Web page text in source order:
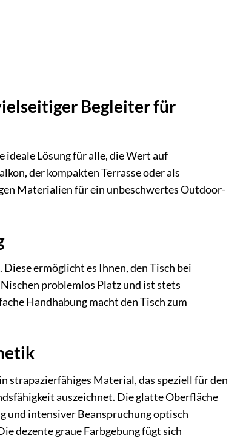
Begleiter für
Lösung für alle, die Wert auf
der kompakten Terrasse oder als
Materialien für ein unbeschwertes Outdoor-
ermöglicht es Ihnen, den Tisch bei
problemlos Platz und ist stets
Handhabung macht den Tisch zum
strapazierfähiges Material, das speziell für den
auszeichnet. Die glatte Oberfläche
und intensiver Beanspruchung optisch
dezente graue Farbgebung fügt sich